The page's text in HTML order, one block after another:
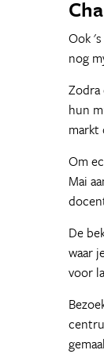
Ook
nog
Zodra
hun
markt
Om
Mai
De
waar
voor